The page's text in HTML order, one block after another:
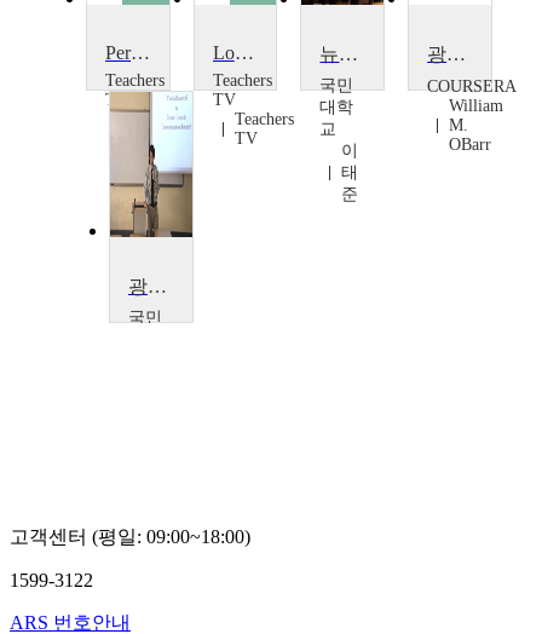
Persuasive Writing: Anti-Smoking
Teachers
TV
Teachers
TV
Locked Stockroom and Two Smoking Gerbils
Teachers
TV
Teachers
TV
뉴미디어 광고의 이해
국민
대학
교
이
태
준
광고와 사회
COURSERA
William
M.
OBarr
광고학특강
국민
고객센터 (평일: 09:00~18:00)
1599-3122
ARS 번호안내